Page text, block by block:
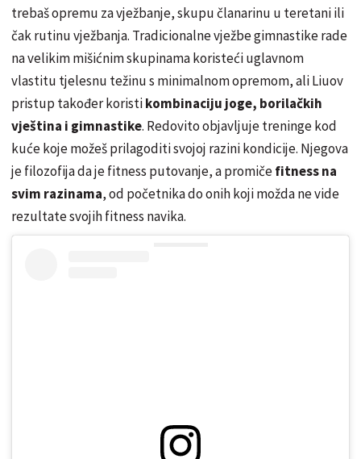
trebaš opremu za vježbanje, skupu članarinu u teretani ili
čak rutinu vježbanja. Tradicionalne vježbe gimnastikerade
na velikim mišićnim skupinama koristeći uglavnom
vlastitu tjelesnu težinu s minimalnom opremom, ali Liuov
pristup također koristikombinaciju joge, borilačkih
vještina i gimnastike. Redovito objavljuje treninge kod
kuće koje možeš prilagoditi svojoj razini kondicije. Njegova
je filozofija da je fitness putovanje, a promičefitness na
svim razinama, od početnika do onih koji možda ne vide
rezultate svojih fitness navika.